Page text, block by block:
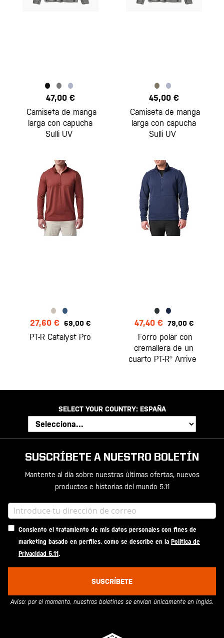
47,00 €
Camiseta de manga
larga con capucha
Sulli UV
45,00 €
Camiseta de manga
larga con capucha
Sulli UV
27,60 € 69,00 €
PT-R Catalyst Pro
47,40 € 79,00 €
Forro polar con
cremallera de un
cuarto PT-R® Arrive
SELECT YOUR COUNTRY: ESPAÑA
SUSCRÍBETE A NUESTRO BOLETÍN
Mantente al día sobre nuestras últimas ofertas, nuevos
productos e historias del mundo 5.11
Consiento el tratamiento de mis datos personales con fines de
marketing basado en perfiles, como se describe en la Política de
Privacidad 5.11.
SUSCRÍBETE
Aviso: por el momento, nuestros boletines se envían únicamente en inglés.